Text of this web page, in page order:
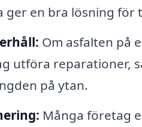
ger en bra lösning
Om asfalten på
utföra reparationer,
på ytan.
Många företag